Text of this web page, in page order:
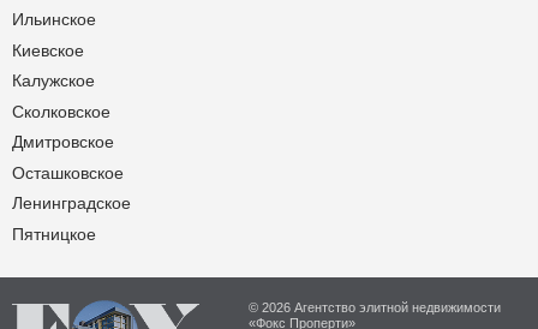
Ильинское
Киевское
Калужское
Сколковское
Дмитровское
Осташковское
Ленинградское
Пятницкое
© 2026 Агентство элитной недвижимости
«Фокс Проперти»